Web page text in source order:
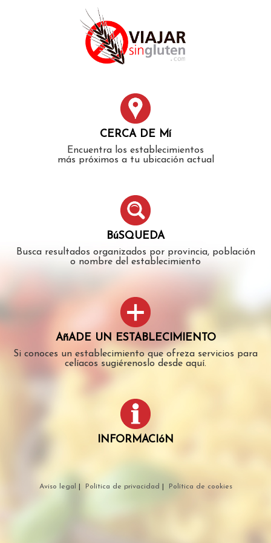
CERCA DE Mí
Encuentra los establecimientos
más próximos a tu ubicación actual
BúSQUEDA
Busca resultados organizados por provincia, población
o nombre del establecimiento
AñADE UN ESTABLECIMIENTO
Si conoces un establecimiento que ofreza servicios para
celíacos sugiérenoslo desde aquí.
INFORMACIóN
Aviso legal Política de privacidad Política de cookies
authorized to show the cookie declaration for domain group
ID 546ddaab-b478-4440-aa8a-3b0205284212. Please add it to
the domain group in the Cookiebot Manager to authorize